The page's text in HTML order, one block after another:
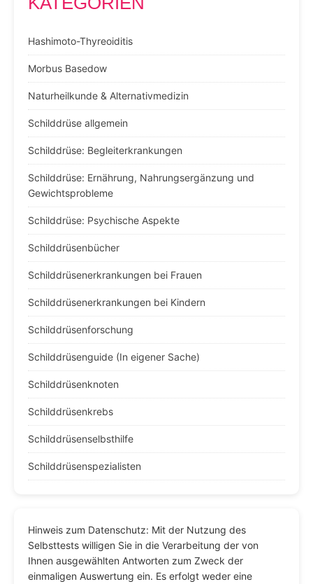
Hashimoto-Thyreoiditis
Morbus Basedow
Naturheilkunde & Alternativmedizin
Schilddrüse allgemein
Schilddrüse: Begleiterkrankungen
Schilddrüse: Ernährung, Nahrungsergänzung und
Gewichtsprobleme
Schilddrüse: Psychische Aspekte
Schilddrüsenbücher
Schilddrüsenerkrankungen bei Frauen
Schilddrüsenerkrankungen bei Kindern
Schilddrüsenforschung
Schilddrüsenguide (In eigener Sache)
Schilddrüsenknoten
Schilddrüsenkrebs
Schilddrüsenselbsthilfe
Schilddrüsenspezialisten
Hinweis zum Datenschutz: Mit der Nutzung des
Selbsttests willigen Sie in die Verarbeitung der von
Ihnen ausgewählten Antworten zum Zweck der
einmaligen Auswertung ein. Es erfolgt weder eine